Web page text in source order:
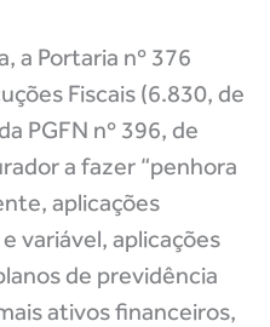
a Portaria nº 376
Fiscais (6.830, de
PGFN nº 396, de
a fazer “penhora
aplicações
variável, aplicações
de previdência
ativos financeiros,